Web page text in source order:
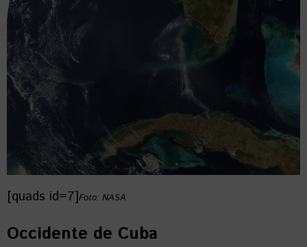
[quads id=7]Foto: NASA
Occidente de Cuba